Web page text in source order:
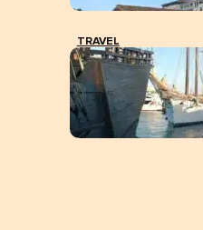
TRAVEL